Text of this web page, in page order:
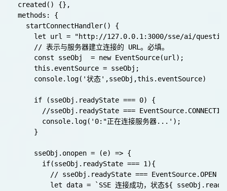
  created() {},
  methods: {
    startConnectHandler() {
let url = "http://127.0.0.1:3000/sse/ai/
      // 表示与服务器建立连接的 URL。必填。
      const sseObj  = new EventSource(url);
      this.eventSource = sseObj;
      console.log('状态',sseObj,this.eventSource)
      if (sseObj.readyState === 0) {
//sseObj.readyState === EventSource.CONNECTING
        console.log('0:"正在连接服务器...');
      }
      sseObj.onopen = (e) => {
        if(sseObj.readyState === 1){
// sseObj.readyState === EventSource.OPEN 也
let data = `SSE 连接成功，状态${